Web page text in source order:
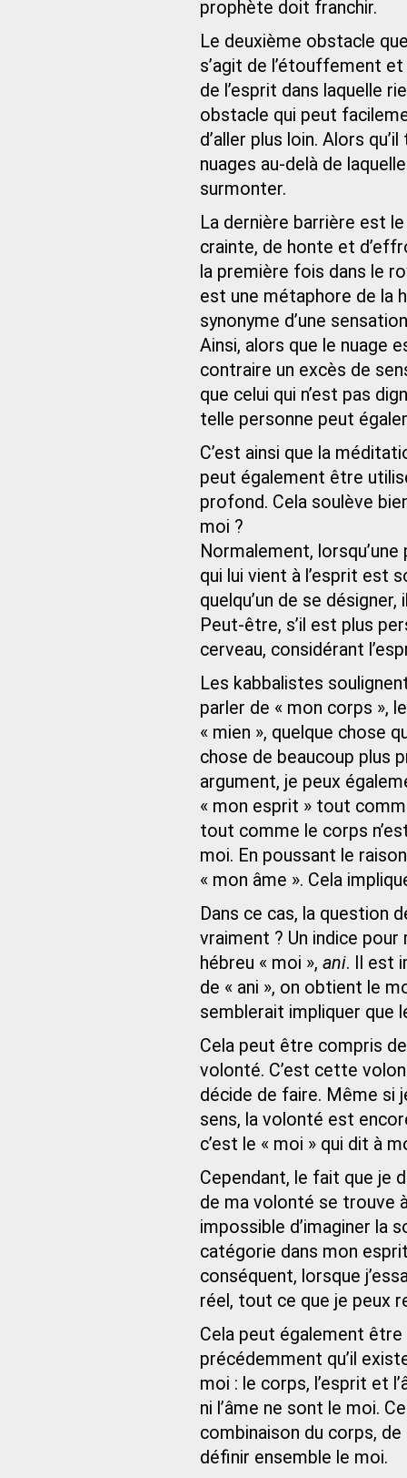
prophète doit franchir.
Le deuxième obstacle
s’agit de l’étouffement
de l’esprit dans laquelle
obstacle qui peut
d’aller plus loin. Alors
nuages au-delà de
surmonter.
La dernière barrière est
crainte, de honte et
la première fois dans le
est une métaphore de la
synonyme d’une
Ainsi, alors que le nuage
contraire un excès de
que celui qui n’est pas
telle personne peut
C’est ainsi que la
peut également être
profond. Cela soulève
moi ?
Normalement,
qui lui vient à l’esprit est
quelqu’un de se
Peut-être, s’il est plus
cerveau, considérant
Les kabbalistes
parler de « mon corps »,
« mien », quelque chose
chose de beaucoup plus
argument, je peux
« mon esprit » tout
tout comme le corps
moi. En poussant le
« mon âme ». Cela
Dans ce cas, la question
vraiment ? Un indice
hébreu « moi », ani. Il est
de « ani », on obtient le
semblerait impliquer que
Cela peut être compris
volonté. C’est cette
décide de faire. Même si
sens, la volonté est
c’est le « moi » qui dit à
Cependant, le fait que je
de ma volonté se trouve
impossible d’imaginer la
catégorie dans mon
conséquent, lorsque
réel, tout ce que je peux
Cela peut également être
précédemment qu’il
moi : le corps, l’esprit et
ni l’âme ne sont le moi.
combinaison du corps,
définir ensemble le moi.